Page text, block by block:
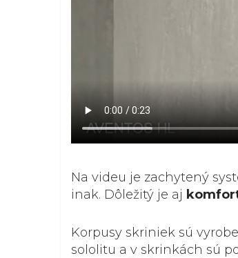
Na videu je zachytený
inak. Dôležitý je aj
Korpusy skriniek sú
sololitu a v skrinkách sú